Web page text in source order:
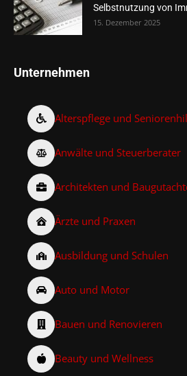
Selbstnutzung von
15. Dezember 2025
Unternehmen
Alterspflege und
Anwälte und Steuerberater
Architekten und
Ärzte und Praxen
Ausbildung und Schulen
Auto und Motor
Bauen und Renovieren
Beauty und Wellness